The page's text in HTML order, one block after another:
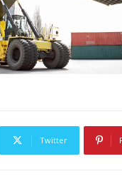
Twitter